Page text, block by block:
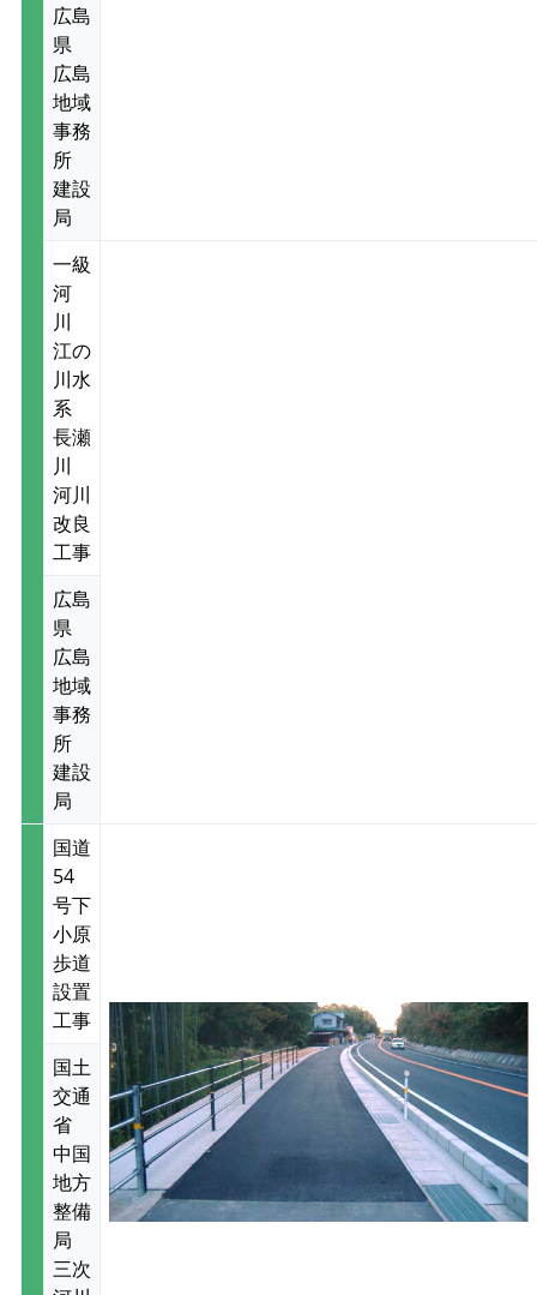
広島
県
広島
地域
事務
所
建設
局
一級
河
川
江の
川水
系
長瀬
川
河川
改良
工事
広島
県
広島
地域
事務
所
建設
局
国道
54
号下
小原
歩道
設置
工事
国土
交通
省
中国
地方
整備
局
三次